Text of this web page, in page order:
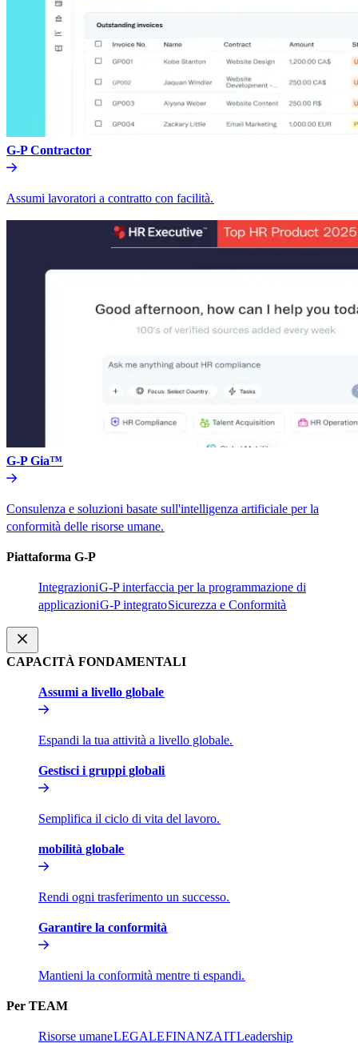
G-P Contractor​​
Assumi lavoratori a contratto con facilità.​​
G-P Gia™​​
Consulenza e soluzioni basate sull'intelligenza artificiale per la
conformità delle risorse umane.​​
Piattaforma G-P​​
Integrazioni​​G-P interfaccia per la programmazione di
applicazioni​​G-P integrato​​Sicurezza e Conformità​​
CAPACITÀ FONDAMENTALI​​
Assumi a livello globale​​
Espandi la tua attività a livello globale.​​
Gestisci i gruppi globali​​
Semplifica il ciclo di vita del lavoro.​​
mobilità globale​​
Rendi ogni trasferimento un successo.​​
Garantire la conformità​​
Mantieni la conformità mentre ti espandi.​​
Per TEAM​​
Risorse umane​​LEGALE​​FINANZA​​IT​​Leadership​​